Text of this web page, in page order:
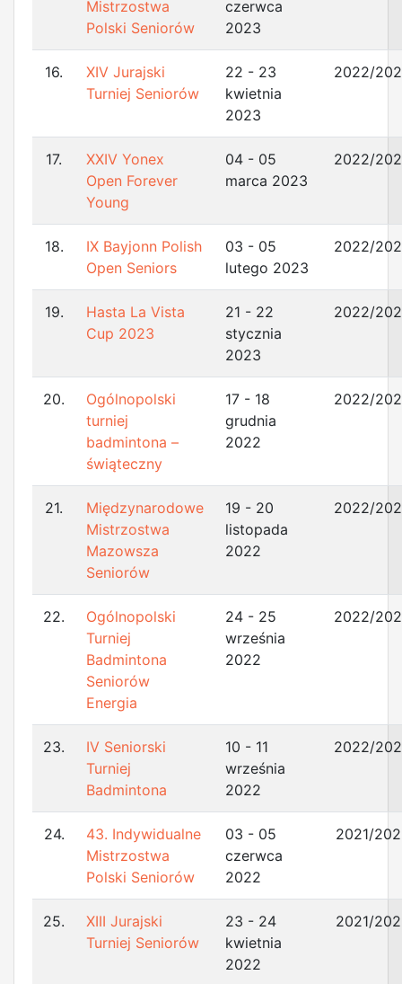
Mistrzostwa
Polski Seniorów
czerwca
2023
16.
XIV Jurajski
Turniej Seniorów
22 - 23
kwietnia
2023
2022/
17.
XXIV Yonex
Open Forever
Young
04 - 05
marca 2023
2022/
18.
IX Bayjonn Polish
Open Seniors
03 - 05
lutego 2023
2022/
19.
Hasta La Vista
Cup 2023
21 - 22
stycznia
2023
2022/
20.
Ogólnopolski
turniej
badmintona –
świąteczny
17 - 18
grudnia
2022
2022/
21.
Międzynarodowe
Mistrzostwa
Mazowsza
Seniorów
19 - 20
listopada
2022
2022/
22.
Ogólnopolski
Turniej
Badmintona
Seniorów
Energia
24 - 25
września
2022
2022/
23.
IV Seniorski
Turniej
Badmintona
10 - 11
września
2022
2022/
24.
43. Indywidualne
Mistrzostwa
Polski Seniorów
03 - 05
czerwca
2022
2021/
25.
XIII Jurajski
Turniej Seniorów
23 - 24
kwietnia
2022
2021/